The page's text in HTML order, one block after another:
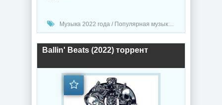
Музыка 2022 года / Популярная музыка / Рэп - хип хоп музыка / Музыка VA
Ballin' Beats (2022) торрент